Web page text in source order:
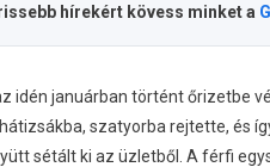
hírekért kövess minket a
idén januárban történt őrizetbe
szatyorba rejtette, és
sétált ki az üzletből. A férfi